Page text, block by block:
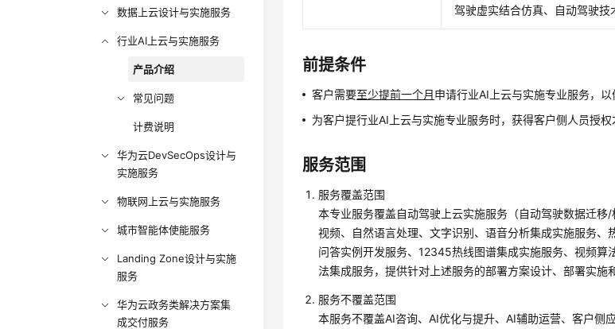
数据上云设计与实施服务
行业AI上云与实施服务
产品介绍
常见问题
计费说明
华为云DevSecOps设计与
实施服务
物联网上云与实施服务
城市智能体使能服务
Landing Zone设计与实施
服务
华为云政务类解决方案集
成交付服务
驾驶虚实结合仿真、自动驾驶技
前提条件
客户需要至少提前一个月申请行业AI上云与实施专业服务，
为客户提行业AI上云与实施专业服务时，获得客户侧人员授
服务范围
服务覆盖范围
本专业服务覆盖自动驾驶上云实施服务（自动驾驶数据迁移
视频、自然语言处理、文字识别、语音分析集成实施服务、
问答实例开发服务、12345热线图谱集成实施服务、视频算
法集成服务，提供针对上述服务的部署方案设计、部署实施
服务不覆盖范围
本服务不覆盖AI咨询、AI优化与提升、AI辅助运营、客户侧